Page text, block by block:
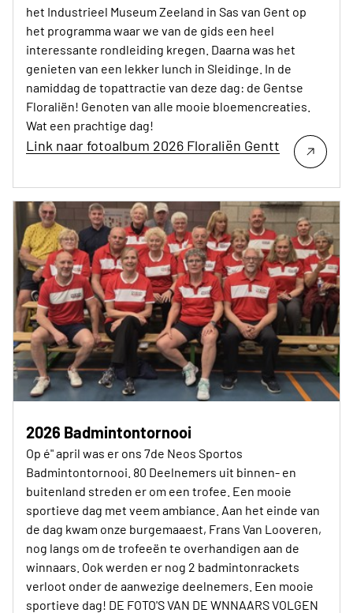
het Industrieel Museum Zeeland in Sas van Gent op
het programma waar we van de gids een heel
interessante rondleiding kregen. Daarna was het
genieten van een lekker lunch in Sleidinge. In de
namiddag de topattractie van deze dag: de Gentse
Floraliën! Genoten van alle mooie bloemencreaties.
Wat een prachtige dag!
Link naar fotoalbum 2026 Floraliën Gentt
2026 Badmintontornooi
Op é" april was er ons 7de Neos Sportos
Badmintontornooi. 80 Deelnemers uit binnen- en
buitenland streden er om een trofee. Een mooie
sportieve dag met veem ambiance. Aan het einde van
de dag kwam onze burgemaaest, Frans Van Looveren,
nog langs om de trofeeën te overhandigen aan de
winnaars. Ook werden er nog 2 badmintonrackets
verloot onder de aanwezige deelnemers. Een mooie
sportieve dag! DE FOTO'S VAN DE WNNAARS VOLGEN